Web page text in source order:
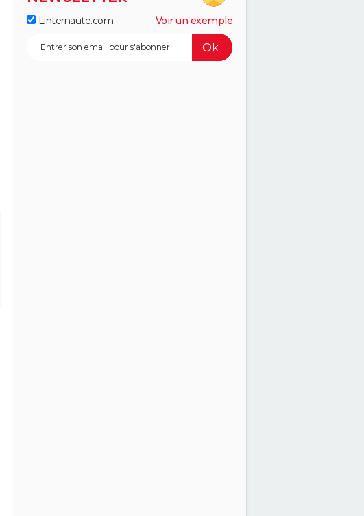
Linternaute.com Voir un exemple